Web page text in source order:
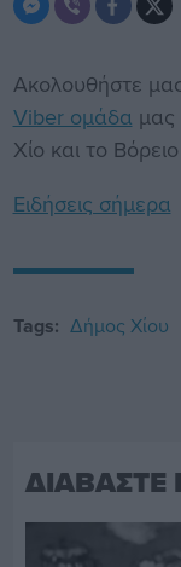
Ακολουθήστε
Viber ομάδα μας
Χίο και το
Ειδήσεις σήμερα
Tags: Δήμος Χίου
ΔΙΑΒΑΣΤΕ